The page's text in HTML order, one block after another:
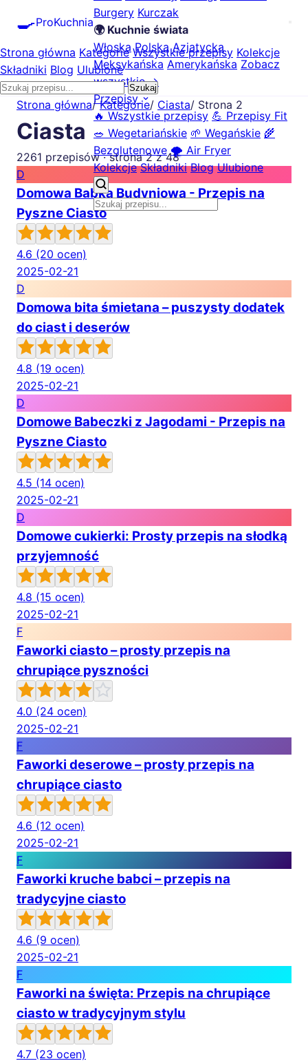
🍳ProKuchnia
Burgery Kurczak
🌍 Kuchnie świata
Włoska Polska Azjatycka
Meksykańska Amerykańska Zobacz
wszystkie →
Przepisy
🔥 Wszystkie przepisy 💪 Przepisy Fit
🥗 Wegetariańskie 🌱 Wegańskie 🌾
Bezglutenowe 🌪️ Air Fryer
Kolekcje Składniki Blog Ulubione
Strona główna Kategorie Wszystkie przepisy Kolekcje
Składniki Blog Ulubione
Szukaj
Strona główna/ Kategorie/ Ciasta/ Strona 2
Ciasta
2261 przepisów · strona 2 z 48
D
Domowa Babka Budyniowa - Przepis na
Pyszne Ciasto
4.6 (20 ocen)
2025-02-21
D
Domowa bita śmietana – puszysty dodatek
do ciast i deserów
4.8 (19 ocen)
2025-02-21
D
Domowe Babeczki z Jagodami - Przepis na
Pyszne Ciasto
4.5 (14 ocen)
2025-02-21
D
Domowe cukierki: Prosty przepis na słodką
przyjemność
4.8 (15 ocen)
2025-02-21
F
Faworki ciasto – prosty przepis na
chrupiące pyszności
4.0 (24 ocen)
2025-02-21
F
Faworki deserowe – prosty przepis na
chrupiące ciasto
4.6 (12 ocen)
2025-02-21
F
Faworki kruche babci – przepis na
tradycyjne ciasto
4.6 (9 ocen)
2025-02-21
F
Faworki na święta: Przepis na chrupiące
ciasto w tradycyjnym stylu
4.7 (23 ocen)